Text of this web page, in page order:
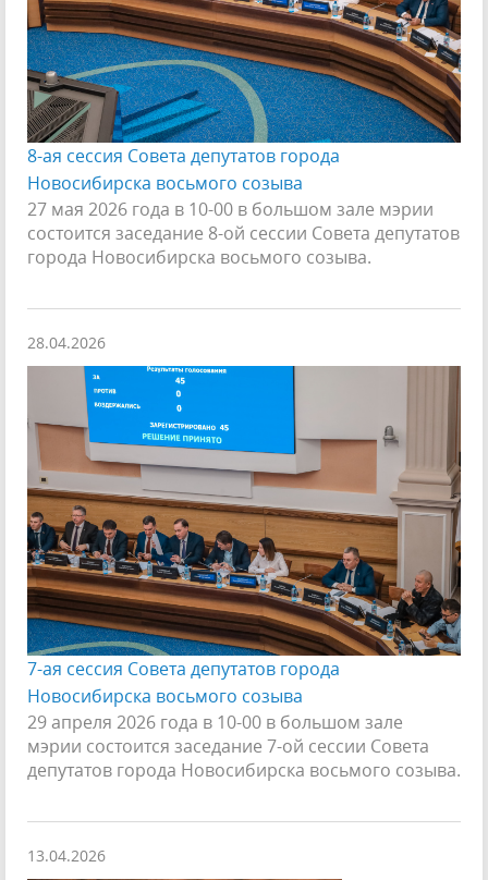
8-ая сессия Совета депутатов города
Новосибирска восьмого созыва
27 мая 2026 года в 10-00 в большом зале мэрии
состоится заседание 8-ой сессии Совета депутатов
города Новосибирска восьмого созыва.
28.04.2026
7-ая сессия Совета депутатов города
Новосибирска восьмого созыва
29 апреля 2026 года в 10-00 в большом зале
мэрии состоится заседание 7-ой сессии Совета
депутатов города Новосибирска восьмого созыва.
13.04.2026